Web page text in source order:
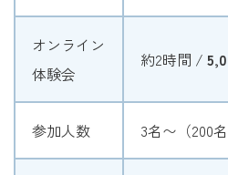
オンライン
体験会
約2時間 /
参加人数 3名〜（200